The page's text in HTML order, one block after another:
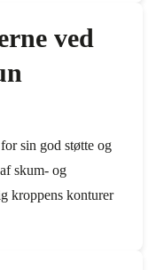
ved
sin god støtte og
skum- og
kroppens konturer